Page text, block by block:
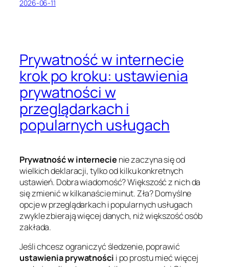
2026-06-11
Prywatność w internecie
krok po kroku: ustawienia
prywatności w
przeglądarkach i
popularnych usługach
Prywatność w internecie nie zaczyna się od
wielkich deklaracji, tylko od kilku konkretnych
ustawień. Dobra wiadomość? Większość z nich da
się zmienić w kilkanaście minut. Zła? Domyślne
opcje w przeglądarkach i popularnych usługach
zwykle zbierają więcej danych, niż większość osób
zakłada.
Jeśli chcesz ograniczyć śledzenie, poprawić
ustawienia prywatności i po prostu mieć więcej